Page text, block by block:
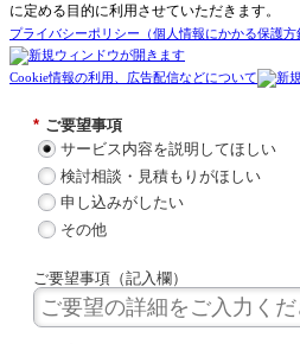
に定める目的に利用させていただきます。
プライバシーポリシー（個人情報にかかる保護方
Cookie情報の利用、広告配信などについて
* ご要望事項
サービス内容を説明してほしい
検討相談・見積もりがほしい
申し込みがしたい
その他
ご要望事項（記入欄）